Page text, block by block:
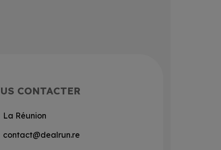
CONTACTER
La Réunion
contact@dealrun.re